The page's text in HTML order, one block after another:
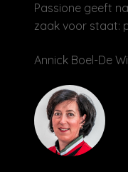
Passione geeft
zaak voor staat:
Annick Boel-De